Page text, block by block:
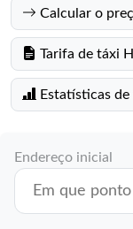
Calcular o
Tarifa de táxi
Estatísticas
Endereço inicial